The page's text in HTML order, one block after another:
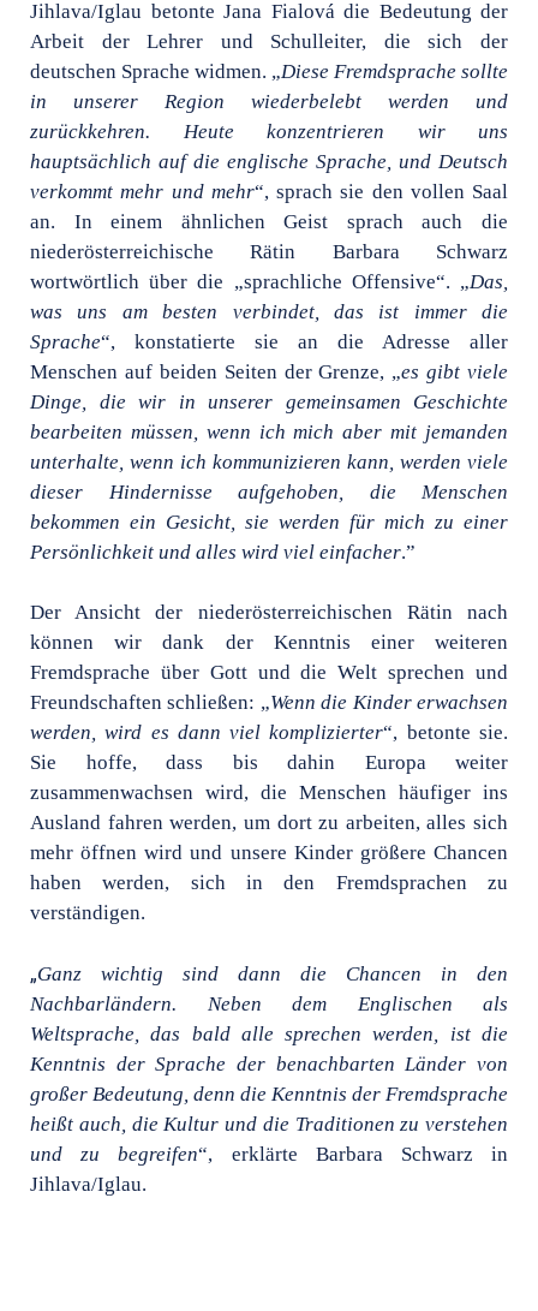
Jihlava/Iglau betonte Jana Fialová die Bedeutung der
Arbeit der Lehrer und Schulleiter, die sich der
deutschen Sprache widmen. „Diese Fremdsprache sollte
in unserer Region wiederbelebt werden und
zurückkehren. Heute konzentrieren wir uns
hauptsächlich auf die englische Sprache, und Deutsch
verkommt mehr und mehr“, sprach sie den vollen Saal
an. In einem ähnlichen Geist sprach auch die
niederösterreichische Rätin Barbara Schwarz
wortwörtlich über die „sprachliche Offensive“. „Das,
was uns am besten verbindet, das ist immer die
Sprache“, konstatierte sie an die Adresse aller
Menschen auf beiden Seiten der Grenze, „es gibt viele
Dinge, die wir in unserer gemeinsamen Geschichte
bearbeiten müssen, wenn ich mich aber mit jemanden
unterhalte, wenn ich kommunizieren kann, werden viele
dieser Hindernisse aufgehoben, die Menschen
bekommen ein Gesicht, sie werden für mich zu einer
Persönlichkeit und alles wird viel einfacher.”
Der Ansicht der niederösterreichischen Rätin nach
können wir dank der Kenntnis einer weiteren
Fremdsprache über Gott und die Welt sprechen und
Freundschaften schließen: „Wenn die Kinder erwachsen
werden, wird es dann viel komplizierter“, betonte sie.
Sie hoffe, dass bis dahin Europa weiter
zusammenwachsen wird, die Menschen häufiger ins
Ausland fahren werden, um dort zu arbeiten, alles sich
mehr öffnen wird und unsere Kinder größere Chancen
haben werden, sich in den Fremdsprachen zu
verständigen.
„Ganz wichtig sind dann die Chancen in den
Nachbarländern. Neben dem Englischen als
Weltsprache, das bald alle sprechen werden, ist die
Kenntnis der Sprache der benachbarten Länder von
großer Bedeutung, denn die Kenntnis der Fremdsprache
heißt auch, die Kultur und die Traditionen zu verstehen
und zu begreifen“, erklärte Barbara Schwarz in
Jihlava/Iglau.